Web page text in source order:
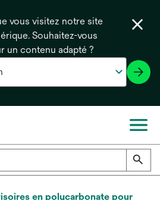
vous visitez notre site
Souhaitez-vous
un contenu adapté ?
en polycarbonate pour